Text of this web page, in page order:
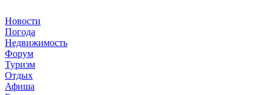
Новости
Погода
Недвижимость
Форум
Туризм
Отдых
Афиша